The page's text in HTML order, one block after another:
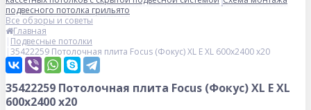
подвесного потолка грильято
Все обзоры и советы
Главная
Подвесные потолки
35422259 Потолочная плита Focus (Фокус) XL E XL 600x2400 x20
35422259 Потолочная плита Focus (Фокус) XL E XL
600x2400 x20